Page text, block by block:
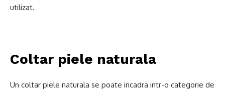
utilizat.
Coltar piele naturala
Un coltar piele naturala se poate incadra intr-o categorie de